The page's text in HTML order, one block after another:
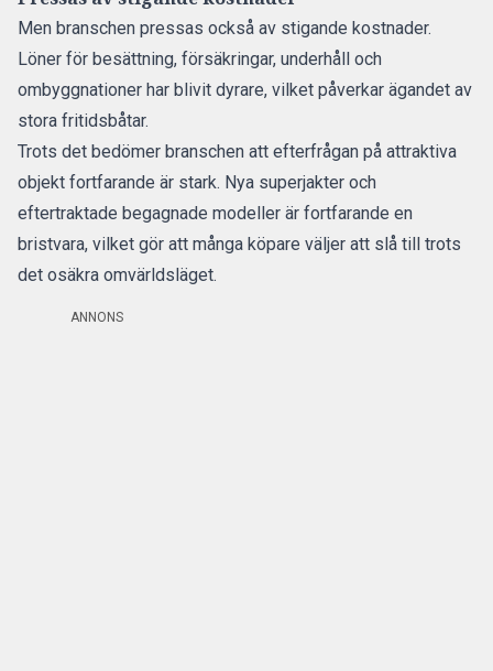
Men branschen pressas också av stigande kostnader.
Löner för besättning, försäkringar, underhåll och
ombyggnationer har blivit dyrare, vilket påverkar ägandet av
stora fritidsbåtar.
Trots det bedömer branschen att efterfrågan på attraktiva
objekt fortfarande är stark. Nya superjakter och
eftertraktade begagnade modeller är fortfarande en
bristvara, vilket gör att många köpare väljer att slå till trots
det osäkra omvärldsläget.
ANNONS